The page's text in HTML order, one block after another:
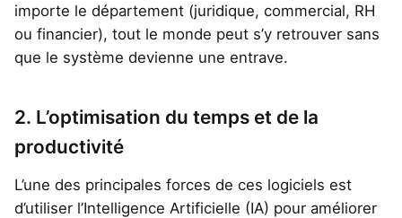
importe le département (juridique, commercial, RH
ou financier), tout le monde peut s’y retrouver sans
que le système devienne une entrave.
2. L’optimisation du temps et de la
productivité
L’une des principales forces de ces logiciels est
d’utiliser l’Intelligence Artificielle (IA) pour améliorer